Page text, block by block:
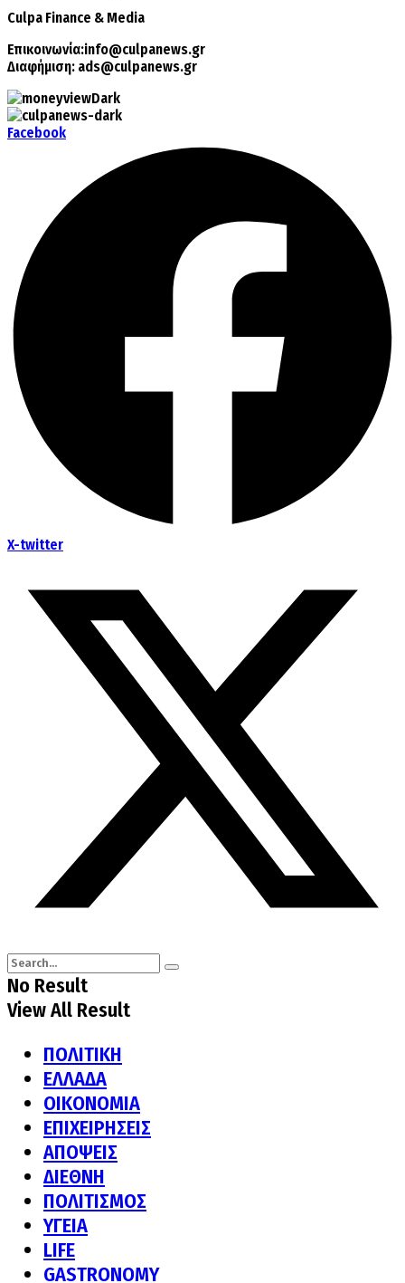
Culpa Finance & Media
Επικοινωνία:info@culpanews.gr
Διαφήμιση: ads@culpanews.gr
Facebook
X-twitter
No Result
View All Result
ΠΟΛΙΤΙΚΗ
ΕΛΛΑΔΑ
ΟΙΚΟΝΟΜΙΑ
ΕΠΙΧΕΙΡΗΣΕΙΣ
ΑΠΟΨΕΙΣ
ΔΙΕΘΝΗ
ΠΟΛΙΤΙΣΜΟΣ
ΥΓΕΙΑ
LIFE
GASTRONOMY